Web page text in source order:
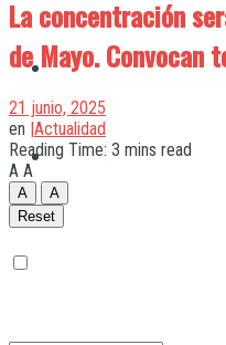
Quilmes
Varela
La concentración
de Mayo. Convocan
21 junio, 2025
en |Actualidad
Reading Time: 3 mins read
A A
A
A
Reset